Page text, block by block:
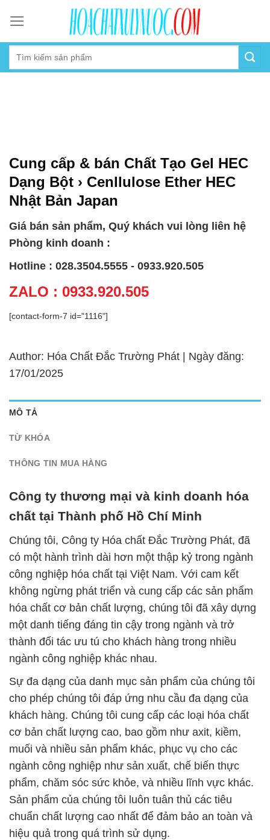
content
Cung cấp & bán Chất Tạo Gel HEC
Dạng Bột › Cenllulose Ether HEC
Nhật Bản Japan
Giá bán sản phẩm, Quý khách vui lòng liên hệ
Phòng kinh doanh :
Hotline : 028.3504.5555 - 0933.920.505
ZALO : 0933.920.505
[contact-form-7 id="1116"]
Author: Hóa Chất Đắc Trường Phát | Ngày đăng:
17/01/2025
MÔ TẢ
TỪ KHÓA
THÔNG TIN MUA HÀNG
Công ty thương mại và kinh doanh hóa
chất tại Thành phố Hồ Chí Minh
Chúng tôi, Công ty Hóa chất Đắc Trường Phát, đã
có một hành trình dài hơn một thập kỷ trong ngành
công nghiệp hóa chất tại Việt Nam. Với cam kết
không ngừng phát triển và cung cấp các sản phẩm
hóa chất cơ bản chất lượng, chúng tôi đã xây dựng
một danh tiếng đáng tin cậy trong ngành và trở
thành đối tác ưu tú cho khách hàng trong nhiều
ngành công nghiệp khác nhau.
Sự đa dạng của danh mục sản phẩm của chúng tôi
cho phép chúng tôi đáp ứng nhu cầu đa dạng của
khách hàng. Chúng tôi cung cấp các loại hóa chất
cơ bản chất lượng cao, bao gồm như axit, kiềm,
muối và nhiều sản phẩm khác, phục vụ cho các
ngành công nghiệp như sản xuất, chế biến thực
phẩm, chăm sóc sức khỏe, và nhiều lĩnh vực khác.
Sản phẩm của chúng tôi luôn tuân thủ các tiêu
chuẩn chất lượng cao nhất để đảm bảo an toàn và
hiệu quả trong quá trình sử dụng.